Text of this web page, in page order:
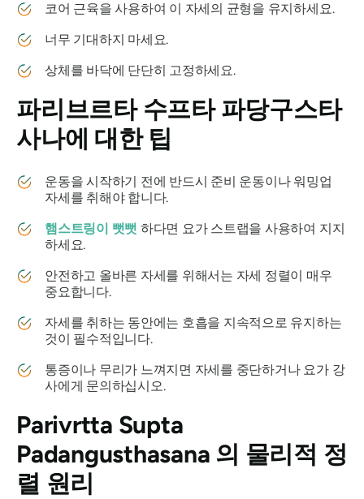
코어 근육을 사용하여 이 자세의 균형을 유지하세요.
너무 기대하지 마세요.
상체를 바닥에 단단히 고정하세요.
파리브르타 수프타 파당구스타
사나에 대한 팁
운동을 시작하기 전에 반드시 준비 운동이나 워밍업
자세를 취해야 합니다.
햄스트링이 뻣뻣 하다면 요가 스트랩을 사용하여 지지
하세요.
안전하고 올바른 자세를 위해서는 자세 정렬이 매우
중요합니다.
자세를 취하는 동안에는 호흡을 지속적으로 유지하는
것이 필수적입니다.
통증이나 무리가 느껴지면 자세를 중단하거나 요가 강
사에게 문의하십시오.
Parivrtta Supta
Padangusthasana 의 물리적 정
렬 원리